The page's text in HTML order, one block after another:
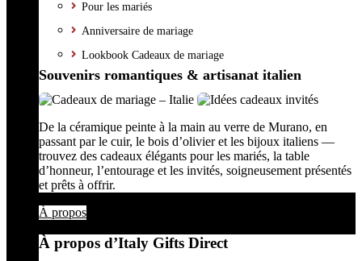
Pour les mariés
Anniversaire de mariage
Lookbook Cadeaux de mariage
Souvenirs romantiques & artisanat italien
De la céramique peinte à la main au verre de Murano, en
passant par le cuir, le bois d’olivier et les bijoux italiens —
trouvez des cadeaux élégants pour les mariés, la table
d’honneur, l’entourage et les invités, soigneusement présentés
et prêts à offrir.
À propos
À propos d’Italy Gifts Direct